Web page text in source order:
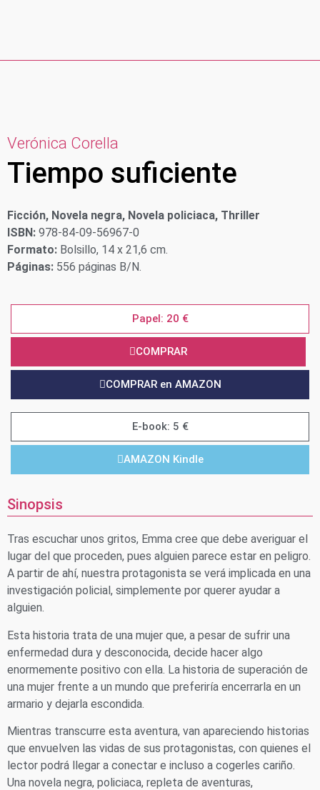
Verónica Corella
Tiempo suficiente
Ficción, Novela negra, Novela policiaca, Thriller
ISBN: 978-84-09-56967-0
Formato: Bolsillo, 14 x 21,6 cm.
Páginas: 556 páginas B/N.
Papel: 20 €
COMPRAR
COMPRAR en AMAZON
E-book: 5 €
AMAZON Kindle
Sinopsis
Tras escuchar unos gritos, Emma cree que debe averiguar el
lugar del que proceden, pues alguien parece estar en peligro.
A partir de ahí, nuestra protagonista se verá implicada en una
investigación policial, simplemente por querer ayudar a
alguien.
Esta historia trata de una mujer que, a pesar de sufrir una
enfermedad dura y desconocida, decide hacer algo
enormemente positivo con ella. La historia de superación de
una mujer frente a un mundo que preferiría encerrarla en un
armario y dejarla escondida.
Mientras transcurre esta aventura, van apareciendo historias
que envuelven las vidas de sus protagonistas, con quienes el
lector podrá llegar a conectar e incluso a cogerles cariño.
Una novela negra, policiaca, repleta de aventuras,